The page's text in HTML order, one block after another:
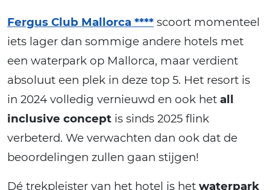
Fergus Club Mallorca **** scoort momenteel
iets lager dan sommige andere hotels met
een waterpark op Mallorca, maar verdient
absoluut een plek in deze top 5. Het resort is
in 2024 volledig vernieuwd en ook het all
inclusive concept is sinds 2025 flink
verbeterd. We verwachten dan ook dat de
beoordelingen zullen gaan stijgen!
Dé trekpleister van het hotel is het waterpark